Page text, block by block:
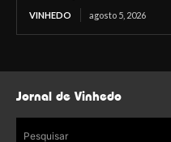
VINHEDO agosto 5, 2026
Jornal de Vinhedo
Pesquisar